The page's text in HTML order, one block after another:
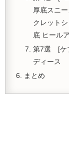
厚底スニ
クレット
底 ヒール
第7選 [ケ
ディース
まとめ